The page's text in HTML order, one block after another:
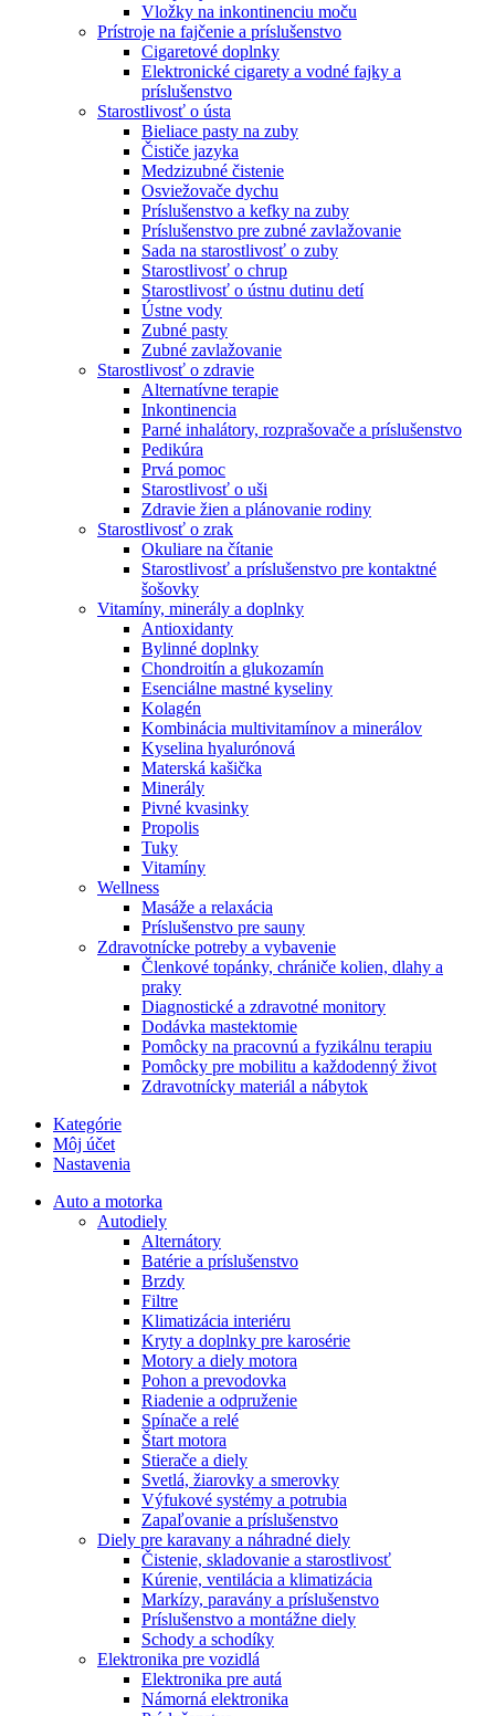
Vložky na inkontinenciu moču
Prístroje na fajčenie a príslušenstvo
Cigaretové doplnky
Elektronické cigarety a vodné fajky a
príslušenstvo
Starostlivosť o ústa
Bieliace pasty na zuby
Čističe jazyka
Medzizubné čistenie
Osviežovače dychu
Príslušenstvo a kefky na zuby
Príslušenstvo pre zubné zavlažovanie
Sada na starostlivosť o zuby
Starostlivosť o chrup
Starostlivosť o ústnu dutinu detí
Ústne vody
Zubné pasty
Zubné zavlažovanie
Starostlivosť o zdravie
Alternatívne terapie
Inkontinencia
Parné inhalátory, rozprašovače a príslušenstvo
Pedikúra
Prvá pomoc
Starostlivosť o uši
Zdravie žien a plánovanie rodiny
Starostlivosť o zrak
Okuliare na čítanie
Starostlivosť a príslušenstvo pre kontaktné
šošovky
Vitamíny, minerály a doplnky
Antioxidanty
Bylinné doplnky
Chondroitín a glukozamín
Esenciálne mastné kyseliny
Kolagén
Kombinácia multivitamínov a minerálov
Kyselina hyalurónová
Materská kašička
Minerály
Pivné kvasinky
Propolis
Tuky
Vitamíny
Wellness
Masáže a relaxácia
Príslušenstvo pre sauny
Zdravotnícke potreby a vybavenie
Členkové topánky, chrániče kolien, dlahy a
praky
Diagnostické a zdravotné monitory
Dodávka mastektomie
Pomôcky na pracovnú a fyzikálnu terapiu
Pomôcky pre mobilitu a každodenný život
Zdravotnícky materiál a nábytok
Kategórie
Môj účet
Nastavenia
Auto a motorka
Autodiely
Alternátory
Batérie a príslušenstvo
Brzdy
Filtre
Klimatizácia interiéru
Kryty a doplnky pre karosérie
Motory a diely motora
Pohon a prevodovka
Riadenie a odpruženie
Spínače a relé
Štart motora
Stierače a diely
Svetlá, žiarovky a smerovky
Výfukové systémy a potrubia
Zapaľovanie a príslušenstvo
Diely pre karavany a náhradné diely
Čistenie, skladovanie a starostlivosť
Kúrenie, ventilácia a klimatizácia
Markízy, paravány a príslušenstvo
Príslušenstvo a montážne diely
Schody a schodíky
Elektronika pre vozidlá
Elektronika pre autá
Námorná elektronika